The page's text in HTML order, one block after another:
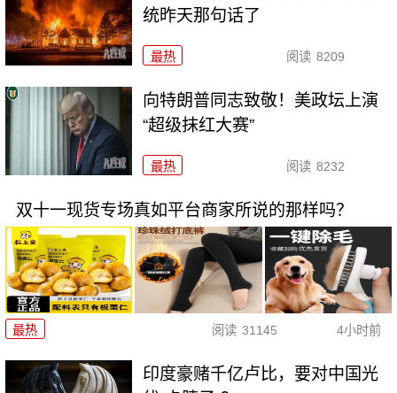
统昨天那句话了
最热 阅读 8209
向特朗普同志致敬！美政坛上演
“超级抹红大赛”
最热 阅读 8232
双十一现货专场真如平台商家所说的那样吗？
最热 阅读 31145 4小时前
印度豪赌千亿卢比，要对中国光